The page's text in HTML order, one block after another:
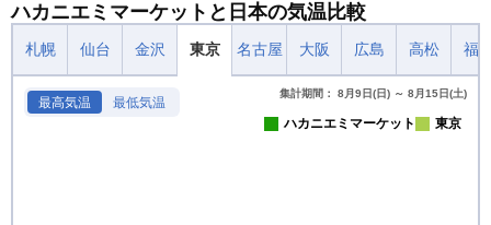
ハカニエミマーケットと日本の気温比較
札幌 仙台 金沢 東京 名古屋 大阪 広島 高松 福
最高気温 最低気温
集計期間： 8月9日(日) ～ 8月15日(土)
ハカニエミマーケット 東京